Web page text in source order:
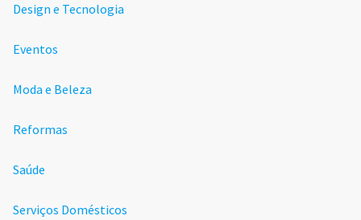
Design e Tecnologia
Eventos
Moda e Beleza
Reformas
Saúde
Serviços Domésticos